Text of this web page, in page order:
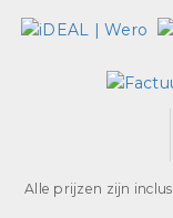
Alle prijzen zijn